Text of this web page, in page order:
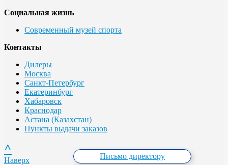
Социальная жизнь
Современный музей спорта
Контакты
Дилеры
Москва
Санкт-Петербург
Екатеринбург
Хабаровск
Краснодар
Астана (Казахстан)
Пункты выдачи заказов
Письмо директору
^
Наверх